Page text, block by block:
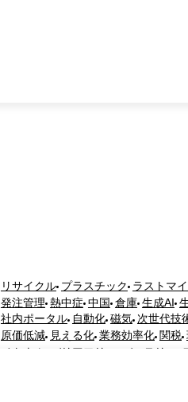
リサイクル プラスチック ラストマ
発注管理 熱中症 中国 倉庫 生成AI
社内ポータル 自動化 磁気 次世代技
原価低減 見える化 業務効率化 関税
ベトナム
バリアフリー バッテリー